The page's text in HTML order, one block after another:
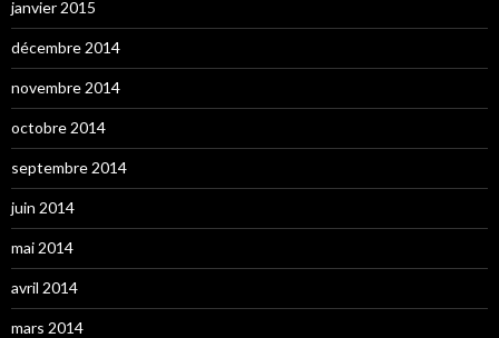
janvier 2015
décembre 2014
novembre 2014
octobre 2014
septembre 2014
juin 2014
mai 2014
avril 2014
mars 2014